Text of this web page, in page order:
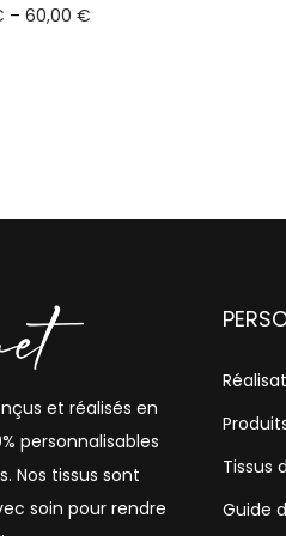
– 60,00 €
et réalisés en
personnalisables
Nos tissus sont
soin pour rendre
Tissus
Guide